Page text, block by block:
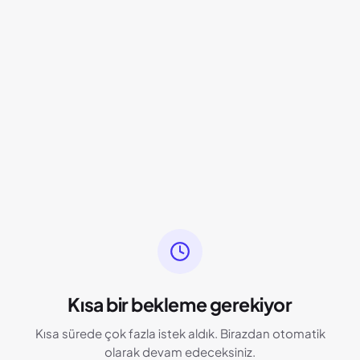
Kısa bir bekleme gerekiyor
Kısa sürede çok fazla istek aldık. Birazdan otomatik
olarak devam edeceksiniz.